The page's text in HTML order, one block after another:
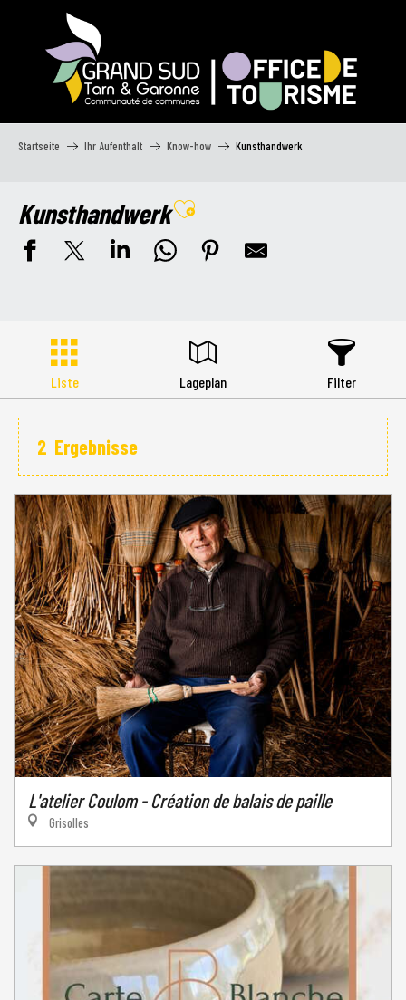
Startseite Ihr Aufenthalt Know-how Kunsthandwerk
KunsthandwerkAjouter aux favoris
Liste Lageplan Filter
2 Ergebnisse
L'atelier Coulom - Création de balais de paille
Grisolles